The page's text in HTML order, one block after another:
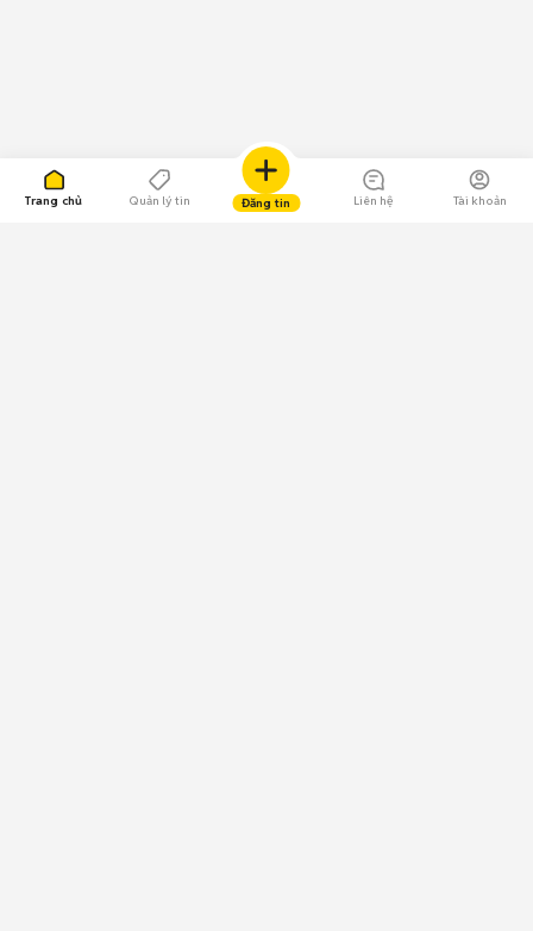
Trang chủ Quản lý tin Đăng tin Liên hệ Tài khoản